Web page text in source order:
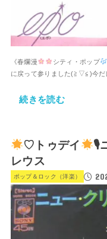
《春爛漫 シティ・ポップ
に戻って参りました(⁠≧⁠▽⁠≦⁠)今だ
続きを読む
♡トゥデイ
🎙
レウス
ポップ＆ロック（洋楽）